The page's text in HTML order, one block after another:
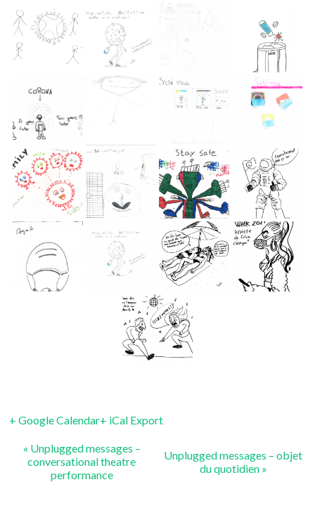
+ Google Calendar+ iCal Export
« Unplugged messages –
conversational theatre
performance
Unplugged messages – objet
du quotidien »